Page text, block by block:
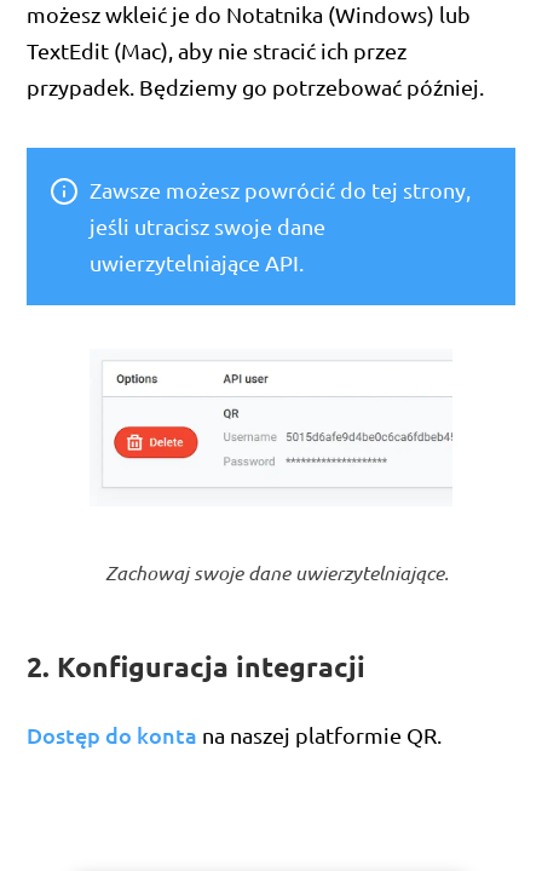
możesz wkleić je do Notatnika (Windows) lub
TextEdit (Mac), aby nie stracić ich przez
przypadek. Będziemy go potrzebować później.
Zawsze możesz powrócić do tej strony,
jeśli utracisz swoje dane
uwierzytelniające API.
Zachowaj swoje dane uwierzytelniające.
2. Konfiguracja integracji
Dostęp do konta na naszej platformie QR.